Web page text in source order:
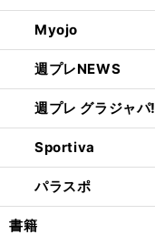
Myojo
週プレNEWS
週プレ グラジャパ!
Sportiva
パラスポ
書籍